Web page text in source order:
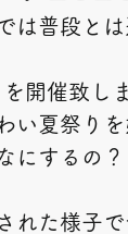
は普段と
開催致し
い夏祭りを
するの
た様子